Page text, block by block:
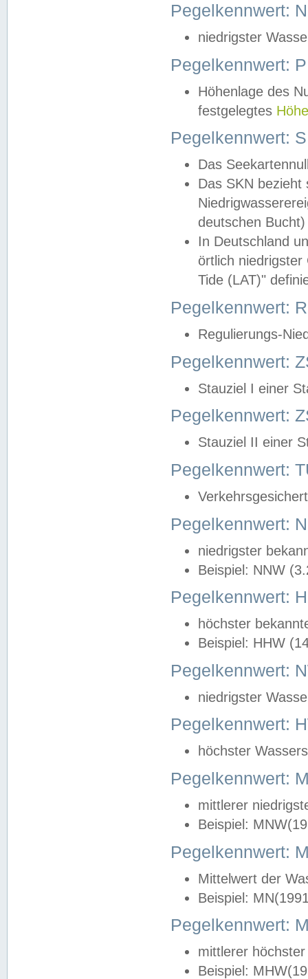
Pegelkennwert:
niedrigster
Pegelkennwert:
Höhenlage des
festgelegtes
Pegelkennwert:
Das
Das SKN
deutschen
In Deutschland
örtlich
Tide (LAT)"
Pegelkennwert:
Regulierungs-
Pegelkennwert:
Stauziel I einer
Pegelkennwert:
Stauziel II einer
Pegelkennwert:
Pegelkennwert:
niedrigster
Beispiel: NNW
Pegelkennwert:
höchster
Beispiel: HHW
Pegelkennwert:
niedrigster
Pegelkennwert:
höchster
Pegelkennwert:
mittlerer
Beispiel:
Pegelkennwert:
Mittelwert der
Beispiel:
Pegelkennwert:
mittlerer
Beispiel: